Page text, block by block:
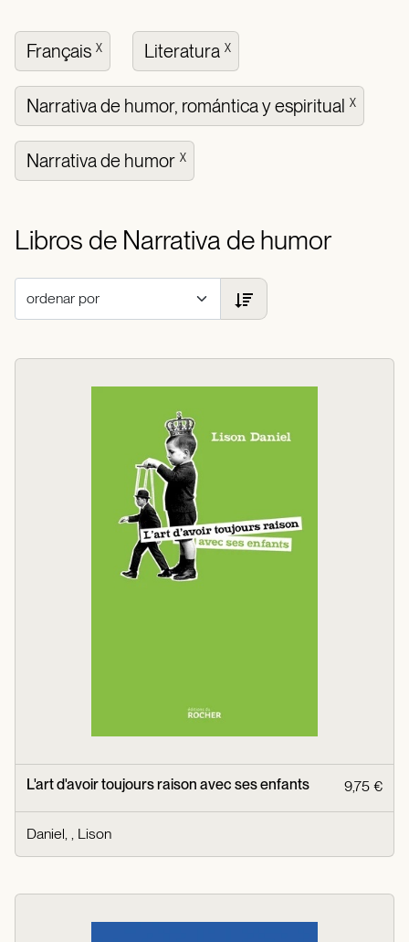
Français X Literatura X
Narrativa de humor, romántica y espiritual X
Narrativa de humor X
Libros de Narrativa de humor
L'art d'avoir toujours raison avec ses enfants 9,75 €
Daniel, , Lison